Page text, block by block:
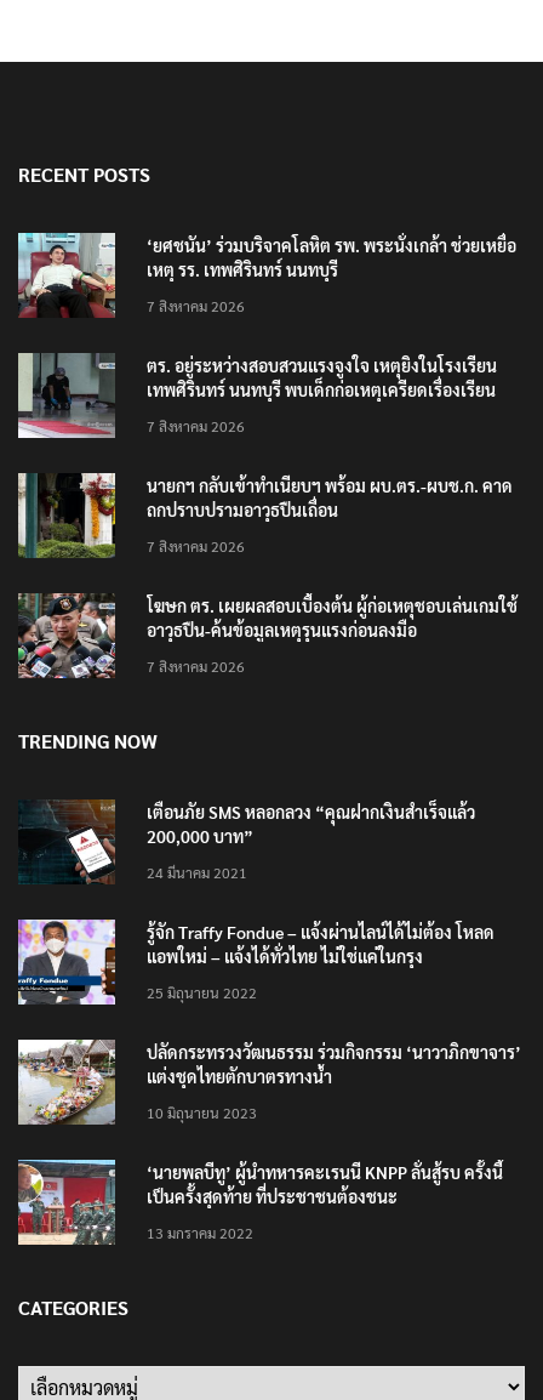
RECENT POSTS
‘ยศชนัน’ ร่วมบริจาคโลหิต รพ. พระนั่งเกล้า ช่วยเหยื่อ
เหตุ รร. เทพศิรินทร์ นนทบุรี
7 สิงหาคม 2026
ตร. อยู่ระหว่างสอบสวนแรงจูงใจ เหตุยิงในโรงเรียน
เทพศิรินทร์ นนทบุรี พบเด็กก่อเหตุเครียดเรื่องเรียน
7 สิงหาคม 2026
นายกฯ กลับเข้าทำเนียบฯ พร้อม ผบ.ตร.-ผบช.ก. คาด
ถกปราบปรามอาวุธปืนเถื่อน
7 สิงหาคม 2026
โฆษก ตร. เผยผลสอบเบื้องต้น ผู้ก่อเหตุชอบเล่นเกมใช้
อาวุธปืน-ค้นข้อมูลเหตุรุนแรงก่อนลงมือ
7 สิงหาคม 2026
TRENDING NOW
เตือนภัย SMS หลอกลวง “คุณฝากเงินสำเร็จแล้ว
200,000 บาท”
24 มีนาคม 2021
รู้จัก Traffy Fondue – แจ้งผ่านไลน์ได้ไม่ต้อง โหลด
แอพใหม่ – แจ้งได้ทั่วไทย ไม่ใช่แค่ในกรุง
25 มิถุนายน 2022
ปลัดกระทรวงวัฒนธรรม ร่วมกิจกรรม ‘นาวาภิกขาจาร’
แต่งชุดไทยตักบาตรทางน้ำ
10 มิถุนายน 2023
‘นายพลบีทู’ ผู้นำทหารคะเรนนี KNPP ลั่นสู้รบ ครั้งนี้
เป็นครั้งสุดท้าย ที่ประชาชนต้องชนะ
13 มกราคม 2022
CATEGORIES
Categories